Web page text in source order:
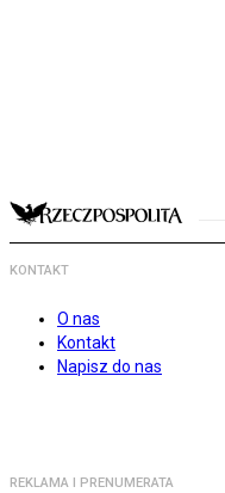
KONTAKT
O nas
Kontakt
Napisz do nas
REKLAMA I PRENUMERATA